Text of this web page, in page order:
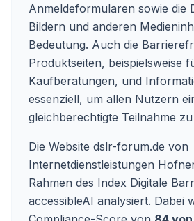
Anmeldeformularen sowie die
Bildern und anderen
Bedeutung. Auch die
Produktseiten, beispielsweise
Kaufberatungen, und
essenziell, um allen Nutzern
gleichberechtigte Teilnahme
Die Website dslr-forum.de von
Internetdienstleistungen
Rahmen des Index Digitale
accessibleAI analysiert. Dabei